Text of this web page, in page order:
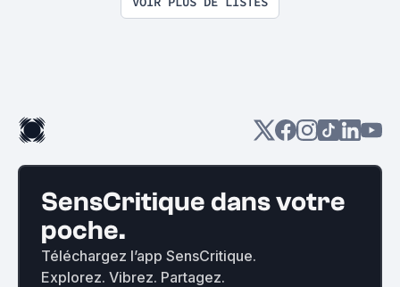
SensCritique dans votre
poche.
Téléchargez l’app SensCritique.
Explorez. Vibrez. Partagez.